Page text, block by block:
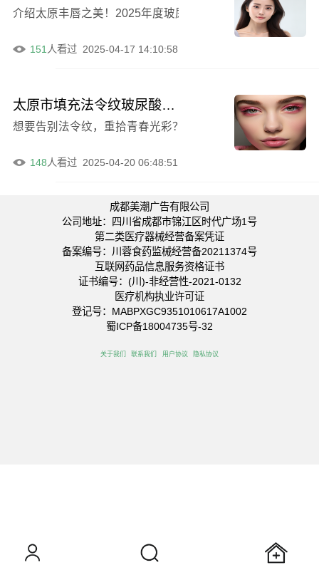
2025-04-17 14:10:58
151 人看过
太原市填充法令纹玻尿酸医生排行前十位精选-林耀兴医生历高技术实力绝佳
2025-04-20 06:48:51
148人看过
成都美潮广告有限公司
公司地址：四川省成都市锦江区时代广场1号
第二类医疗器械经营备案凭证
备案编号：川蓉食药监械经营备20211374号
互联网药品信息服务资格证书
证书编号：(川)-非经营性-2021-0132
医疗机构执业许可证
登记号：MABPXGC9351010617A1002
蜀ICP备18004735号-32
关于我们 联系我们 用户协议 隐私协议